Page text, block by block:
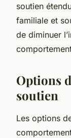
soutien
familiale et
de diminuer
Options
soutien
Les options